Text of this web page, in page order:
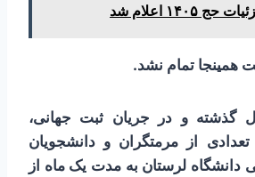
حج ۱۴۰۵ اعلام شد
همین­جا تمام نشد.
گذشته و در جریان ثبت جهانی،
تعدادی از مرمتگران و دانشجویان
دانشگاه لرستان به مدت یک ماه از